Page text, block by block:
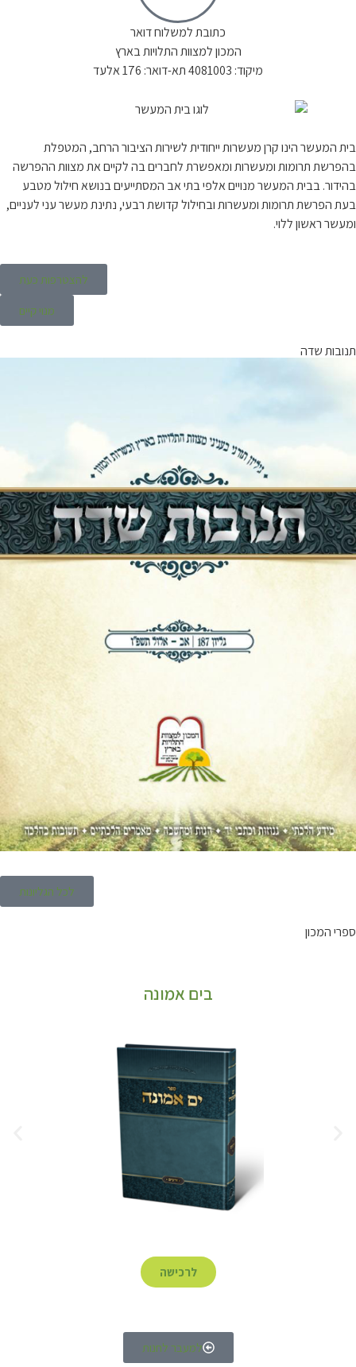
כתובת למשלוח דואר
המכון למצוות התלויות בארץ
מיקוד: 4081003 תא-דואר: 176 אלעד
בית המעשר הינו קרן מעשרות ייחודית לשירות הציבור הרחב, המטפלת
בהפרשת תרומות ומעשרות ומאפשרת לחברים בה לקיים את מצוות ההפרשה
בהידור. בבית המעשר מנויים אלפי בתי אב המסתייעים בנושא חילול מטבע
בעת הפרשת תרומות ומעשרות ובחילול קדושת רבעי, נתינת מעשר עני לעניים,
ומעשר ראשון ללוי.
להצטרפות כעת
מנוי קיים
תנובות שדה
לכל הגליונות
ספרי המכון
בים אמונה
לרכישה
למעבר לחנות